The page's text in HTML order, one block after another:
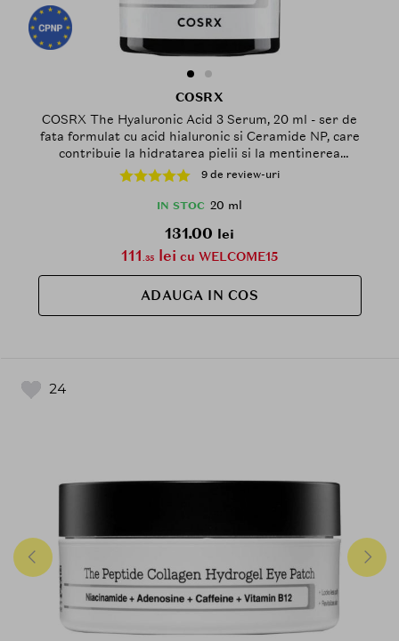
COSRX
COSRX The Hyaluronic Acid 3 Serum, 20 ml - ser de
fata formulat cu acid hialuronic si Ceramide NP, care
contribuie la hidratarea pielii si la mentinerea
nivelului optim de hidratare
9 de review-uri
IN STOC 20 ml
131.00 lei
111.35 lei cu WELCOME15
ADAUGA IN COS
24